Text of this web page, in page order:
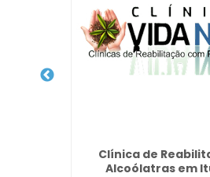
Clínica de
Alcoólatras em